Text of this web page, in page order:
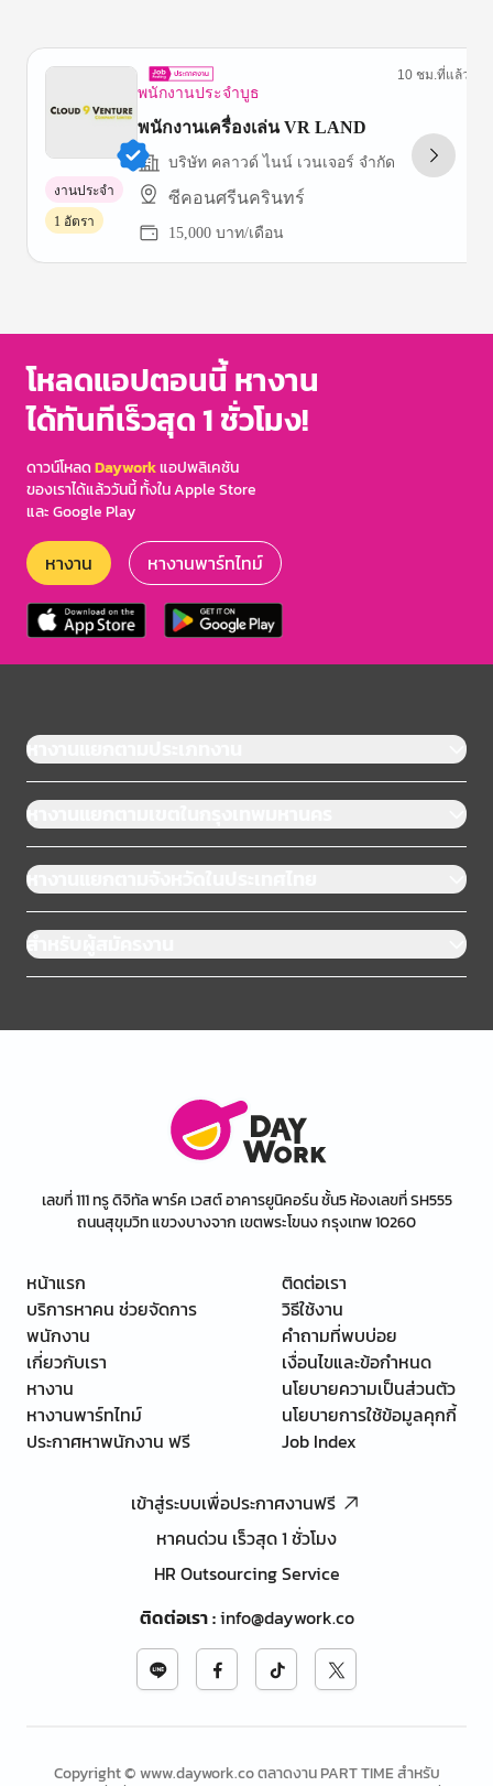
พนักงานประจำบูธ
10 ชม.ที่แล้ว
พนักงานเครื่องเล่น VR LAND
บริษัท คลาวด์ ไนน์ เวนเจอร์ จํากัด
ซีคอนศรีนครินทร์
15,000 บาท/เดือน
งานประจำ
1 อัตรา
of
โหลดแอปตอนนี้ หางาน
ได้ทันทีเร็วสุด 1 ชั่วโมง!
ดาวน์โหลดDayworkแอปพลิเคชัน
ของเราได้แล้ววันนี้ ทั้งใน Apple Store
และ Google Play
หางาน หางานพาร์ทไทม์
หางานแยกตามประเภทงาน
หางานแยกตามเขตในกรุงเทพมหานคร
หางานแยกตามจังหวัดในประเทศไทย
สำหรับผู้สมัครงาน
เลขที่ 111 ทรู ดิจิทัล พาร์ค เวสต์ อาคารยูนิคอร์น ชั้น5 ห้องเลขที่ SH555
ถนนสุขุมวิท แขวงบางจาก เขตพระโขนง กรุงเทพ 10260
หน้าแรก
บริการหาคน ช่วยจัดการ
พนักงาน
เกี่ยวกับเรา
หางาน
หางานพาร์ทไทม์
ประกาศหาพนักงาน ฟรี
ติดต่อเรา
วิธีใช้งาน
คำถามที่พบบ่อย
เงื่อนไขและข้อกำหนด
นโยบายความเป็นส่วนตัว
นโยบายการใช้ข้อมูลคุกกี้
Job Index
เข้าสู่ระบบเพื่อประกาศงานฟรี
หาคนด่วน เร็วสุด 1 ชั่วโมง
HR Outsourcing Service
ติดต่อเรา:info@daywork.co
Copyright © www.daywork.co ตลาดงาน PART TIME สำหรับ